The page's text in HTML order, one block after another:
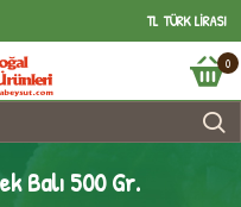
TL TÜRK LIRASI
0
Balı 500 Gr.